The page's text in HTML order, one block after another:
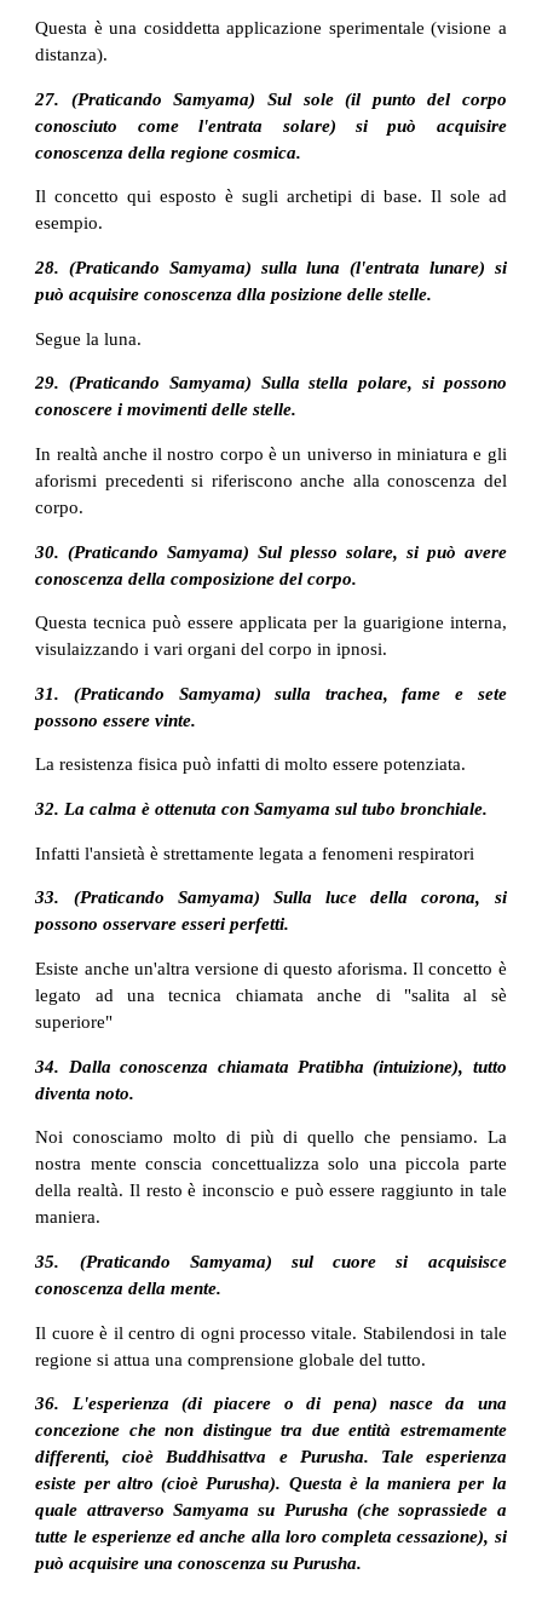
Questa è una cosiddetta applicazione sperimentale (visione a
distanza).
27. (Praticando Samyama) Sul sole (il punto del corpo
conosciuto come l'entrata solare) si può acquisire
conoscenza della regione cosmica.
Il concetto qui esposto è sugli archetipi di base. Il sole ad
esempio.
28. (Praticando Samyama) sulla luna (l'entrata lunare) si
può acquisire conoscenza dlla posizione delle stelle.
Segue la luna.
29. (Praticando Samyama) Sulla stella polare, si possono
conoscere i movimenti delle stelle.
In realtà anche il nostro corpo è un universo in miniatura e gli
aforismi precedenti si riferiscono anche alla conoscenza del
corpo.
30. (Praticando Samyama) Sul plesso solare, si può avere
conoscenza della composizione del corpo.
Questa tecnica può essere applicata per la guarigione interna,
visulaizzando i vari organi del corpo in ipnosi.
31. (Praticando Samyama) sulla trachea, fame e sete
possono essere vinte.
La resistenza fisica può infatti di molto essere potenziata.
32. La calma è ottenuta con Samyama sul tubo bronchiale.
Infatti l'ansietà è strettamente legata a fenomeni respiratori
33. (Praticando Samyama) Sulla luce della corona, si
possono osservare esseri perfetti.
Esiste anche un'altra versione di questo aforisma. Il concetto è
legato ad una tecnica chiamata anche di "salita al sè
superiore"
34. Dalla conoscenza chiamata Pratibha (intuizione), tutto
diventa noto.
Noi conosciamo molto di più di quello che pensiamo. La
nostra mente conscia concettualizza solo una piccola parte
della realtà. Il resto è inconscio e può essere raggiunto in tale
maniera.
35. (Praticando Samyama) sul cuore si acquisisce
conoscenza della mente.
Il cuore è il centro di ogni processo vitale. Stabilendosi in tale
regione si attua una comprensione globale del tutto.
36. L'esperienza (di piacere o di pena) nasce da una
concezione che non distingue tra due entità estremamente
differenti, cioè Buddhisattva e Purusha. Tale esperienza
esiste per altro (cioè Purusha). Questa è la maniera per la
quale attraverso Samyama su Purusha (che soprassiede a
tutte le esperienze ed anche alla loro completa cessazione), si
può acquisire una conoscenza su Purusha.